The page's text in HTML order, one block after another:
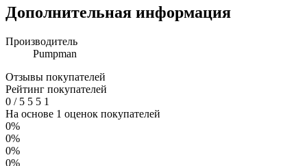
Дополнительная информация
Производитель
Pumpman
Отзывы покупателей
Рейтинг покупателей
0 /5 5 5 1
На основе 1 оценок покупателей
0%
0%
0%
0%